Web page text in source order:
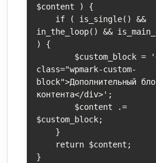
$content ) {
in_the_loop() &&
) {
class="wpmark-custom-
block">Дополнительный
контента</div>';
$custom_block;
}